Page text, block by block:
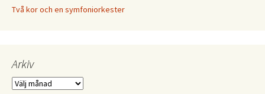
Två kor och en symfoniorkester
Arkiv
Arkiv